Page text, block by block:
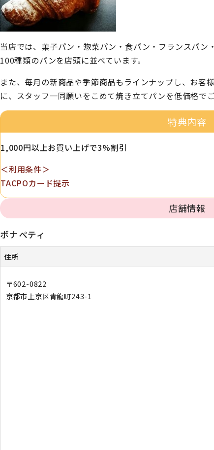
当店では、菓子パン・惣菜パン・食パン・フランスパン
100種類のパンを店頭に並べています。
また、毎月の新商品や季節商品もラインナップし、お客
に、スタッフ一同願いをこめて焼き立てパンを低価格で
特典内容
1,000円以上お買い上げで3%割引
＜利用条件＞
TACPOカード提示
店舗情報
ボナペティ
住所
〒602-0822
京都市上京区青龍町243-1